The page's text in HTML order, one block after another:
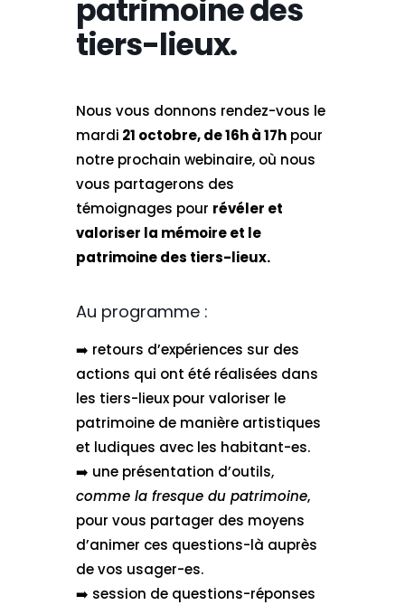
patrimoine des
tiers-lieux.
Nous vous donnons rendez-vous le
mardi 21 octobre, de 16h à 17h pour
notre prochain webinaire, où nous
vous partagerons des
témoignages pour révéler et
valoriser la mémoire et le
patrimoine des tiers-lieux.
Au programme :
➡️ retours d’expériences sur des
actions qui ont été réalisées dans
les tiers-lieux pour valoriser le
patrimoine de manière artistiques
et ludiques avec les habitant-es.
➡️ une présentation d’outils,
comme la fresque du patrimoine,
pour vous partager des moyens
d’animer ces questions-là auprès
de vos usager-es.
➡️ session de questions-réponses